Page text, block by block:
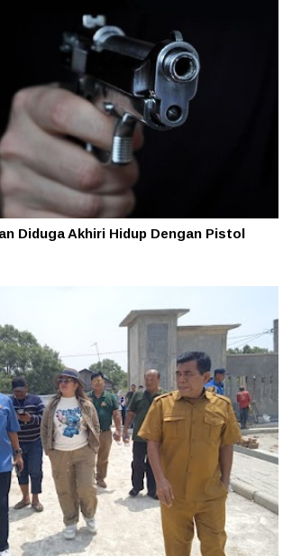
Diduga Akhiri Hidup Dengan Pistol